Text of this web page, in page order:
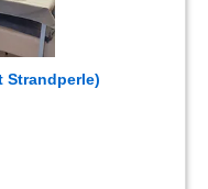
Strandperle)